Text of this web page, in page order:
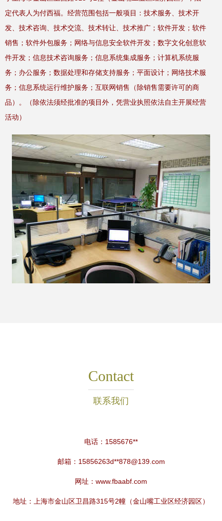
定代表人为付西福。经营范围包括一般项目：技术服务、技术开
发、技术咨询、技术交流、技术转让、技术推广；软件开发；软件
销售；软件外包服务；网络与信息安全软件开发；数字文化创意软
件开发；信息技术咨询服务；信息系统集成服务；计算机系统服
务；办公服务；数据处理和存储支持服务；平面设计；网络技术服
务；信息系统运行维护服务；互联网销售（除销售需要许可的商
品）。（除依法须经批准的项目外，凭营业执照依法自主开展经营
活动）
Contact
联系我们
电话：1585676**
邮箱：15856263d**878@139.com
网址： www.fbaabf.com
地址：上海市金山区卫昌路315号2幢（金山嘴工业区经济园区）